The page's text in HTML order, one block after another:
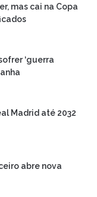
mas cai na Copa
‘guerra
Madrid até 2032
abre nova